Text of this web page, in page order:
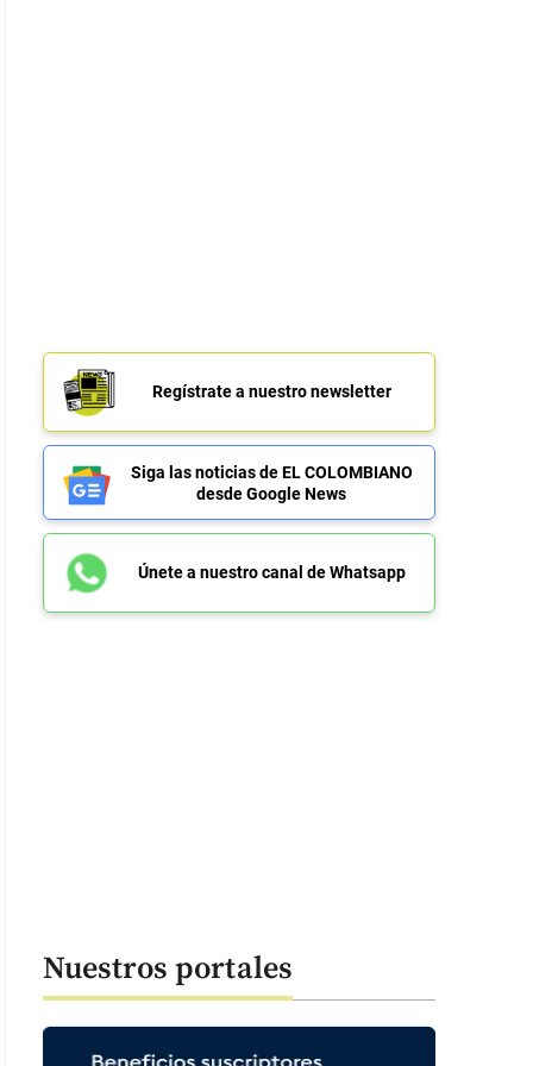
Nasrallah es el líder de Hezbolá desde el año 1992. Foto: Getty
Regístrate a nuestro newsletter
Siga las noticias de EL COLOMBIANO
desde Google News
Únete a nuestro canal de Whatsapp
Nuestros portales